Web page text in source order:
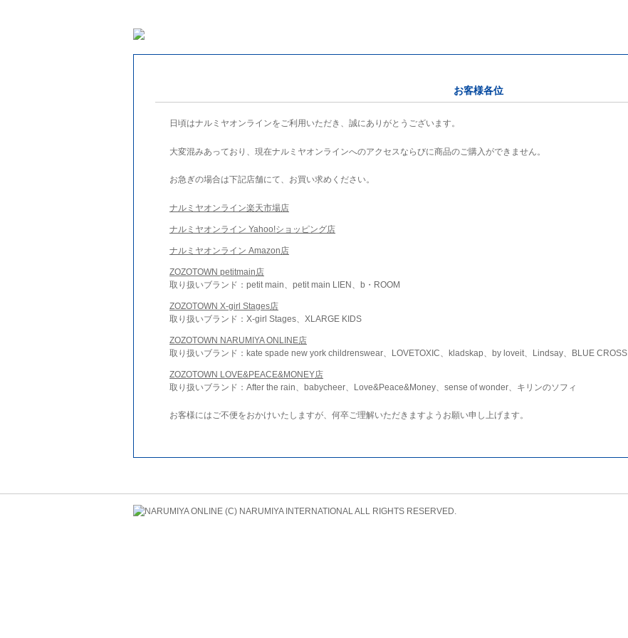
お客様各位
日頃はナルミヤオンラインをご利用いただき、誠にありがとうございます。
大変混みあっており、現在ナルミヤオンラインへのアクセスならびに商品のご購入ができません。
お急ぎの場合は下記店舗にて、お買い求めください。
ナルミヤオンライン楽天市場店
ナルミヤオンライン Yahoo!ショッピング店
ナルミヤオンライン Amazon店
ZOZOTOWN petitmain店
取り扱いブランド：petit main、petit main LIEN、b・ROOM
ZOZOTOWN X-girl Stages店
取り扱いブランド：X-girl Stages、XLARGE KIDS
ZOZOTOWN NARUMIYA ONLINE店
取り扱いブランド：kate spade new york childrenswear、LOVETOXIC、kladskap、by loveit、Lindsay、BLUE CROSS
ZOZOTOWN LOVE&PEACE&MONEY店
取り扱いブランド：After the rain、babycheer、Love&Peace&Money、sense of wonder、キリンのソフィ
お客様にはご不便をおかけいたしますが、何卒ご理解いただきますようお願い申し上げます。